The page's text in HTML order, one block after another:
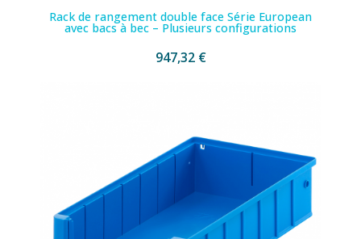
Rack de rangement double face Série European
avec bacs à bec – Plusieurs configurations
947,32 €